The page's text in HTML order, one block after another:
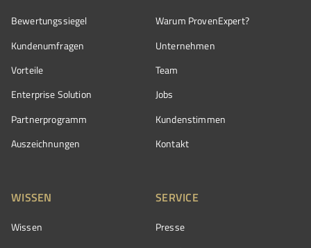
Bewertungssiegel
Kundenumfragen
Vorteile
Enterprise Solution
Partnerprogramm
Auszeichnungen
Warum ProvenExpert?
Unternehmen
Team
Jobs
Kundenstimmen
Kontakt
WISSEN
Wissen
SERVICE
Presse